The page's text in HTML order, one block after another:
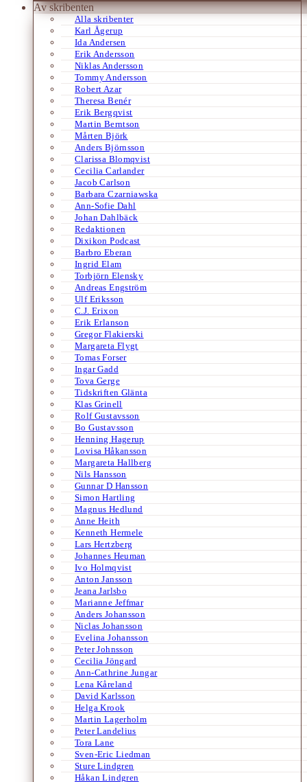
Av skribenten
Alla skribenter
Karl Ågerup
Ida Andersen
Erik Andersson
Niklas Andersson
Tommy Andersson
Robert Azar
Theresa Benér
Erik Bergqvist
Martin Berntson
Mårten Björk
Anders Björnsson
Clarissa Blomqvist
Cecilia Carlander
Jacob Carlson
Barbara Czarniawska
Ann-Sofie Dahl
Johan Dahlbäck
Redaktionen
Dixikon Podcast
Barbro Eberan
Ingrid Elam
Torbjörn Elensky
Andreas Engström
Ulf Eriksson
C.J. Erixon
Erik Erlanson
Gregor Flakierski
Margareta Flygt
Tomas Forser
Ingar Gadd
Tova Gerge
Tidskriften Glänta
Klas Grinell
Rolf Gustavsson
Bo Gustavsson
Henning Hagerup
Lovisa Håkansson
Margareta Hallberg
Nils Hansson
Gunnar D Hansson
Simon Hartling
Magnus Hedlund
Anne Heith
Kenneth Hermele
Lars Hertzberg
Johannes Heuman
Ivo Holmqvist
Anton Jansson
Jeana Jarlsbo
Marianne Jeffmar
Anders Johansson
Niclas Johansson
Evelina Johansson
Peter Johnsson
Cecilia Jöngard
Ann-Cathrine Jungar
Lena Kåreland
David Karlsson
Helga Krook
Martin Lagerholm
Peter Landelius
Tora Lane
Sven-Eric Liedman
Sture Lindgren
Håkan Lindgren